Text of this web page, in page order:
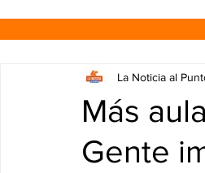
Más
Gente
La Noticia al